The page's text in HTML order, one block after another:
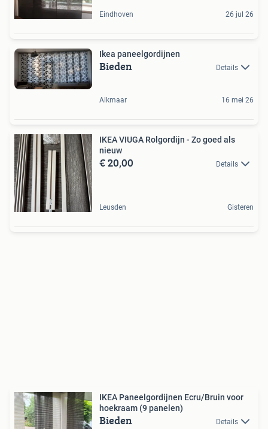
Eindhoven 26 jul 26
Ikea paneelgordijnen
Bieden Details
Alkmaar 16 mei 26
IKEA VIUGA Rolgordijn - Zo goed als
nieuw
€ 20,00 Details
Leusden Gisteren
IKEA Paneelgordijnen Ecru/Bruin voor
hoekraam (9 panelen)
Bieden Details